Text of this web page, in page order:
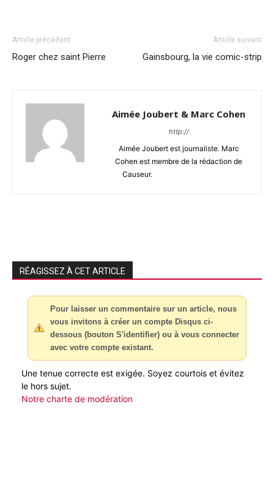
Article précédent
Roger chez saint Pierre
Article suivant
Gainsbourg, la vie comic-strip
Aimée Joubert & Marc Cohen
http://
Aimée Joubert est journaliste. Marc
Cohen est membre de la rédaction de
Causeur.
RÉAGISSEZ À CET ARTICLE
Pour laisser un commentaire sur un article, nous
vous invitons à créer un compte Disqus ci-
dessous (bouton S'identifier) ou à vous connecter
avec votre compte existant.
Une tenue correcte est exigée. Soyez courtois et évitez
le hors sujet.
Notre charte de modération